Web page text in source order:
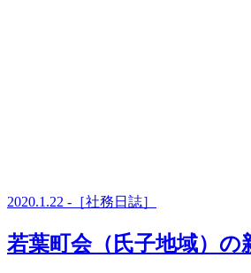
2020.1.22 -［社務日誌］
若葉町会（氏子地域）の